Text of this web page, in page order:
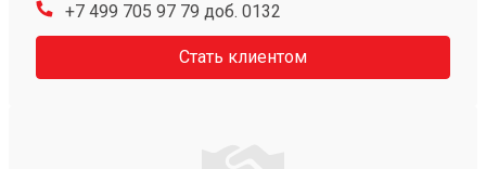
+7 499 705 97 79 доб. 0132
Стать клиентом